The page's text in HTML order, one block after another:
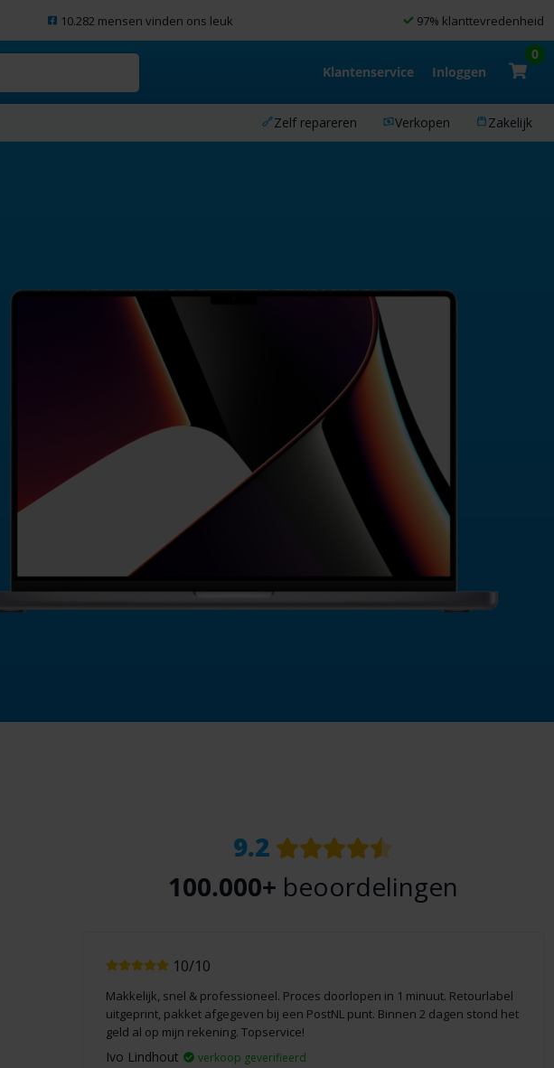
10.282 mensen vinden ons leuk 97% klanttevredenheid
Klantenservice Inloggen
0
Zelf repareren Verkopen Zakelijk
9.2
100.000+ beoordelingen
10/10
Makkelijk, snel & professioneel. Proces doorlopen in 1 minuut. Retourlabel
uitgeprint, pakket afgegeven bij een PostNL punt. Binnen 2 dagen stond het
geld al op mijn rekening. Topservice!
Ivo Lindhout verkoop geverifieerd